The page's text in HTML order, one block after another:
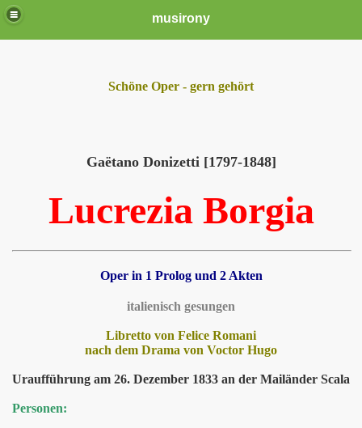
musirony
Schöne Oper - gern gehört
Gaëtano Donizetti [1797-1848]
Lucrezia Borgia
Oper in 1 Prolog und 2 Akten
italienisch gesungen
Libretto von Felice Romani
nach dem Drama von Voctor Hugo
Uraufführung am 26. Dezember 1833 an der Mailänder Scala
Personen: